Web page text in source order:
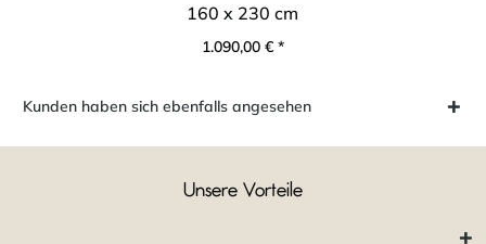
160 x 230 cm
1.090,00 € *
Kunden haben sich ebenfalls angesehen
Unsere Vorteile